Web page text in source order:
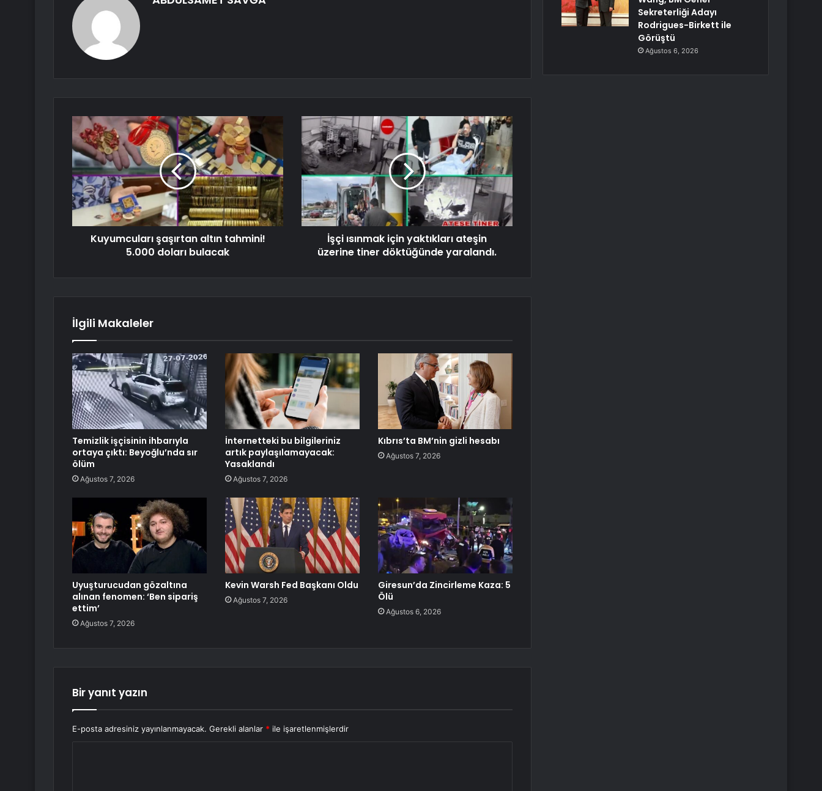
Kuyumcuları şaşırtan altın tahmini!
5.000 doları bulacak
İşçi ısınmak için yaktıkları ateşin
üzerine tiner döktüğünde yaralandı.
İlgili Makaleler
Temizlik işçisinin ihbarıyla
ortaya çıktı: Beyoğlu’nda sır
ölüm
Ağustos 7, 2026
İnternetteki bu bilgileriniz
artık paylaşılamayacak:
Yasaklandı
Ağustos 7, 2026
Kıbrıs’ta BM’nin gizli hesabı
Ağustos 7, 2026
Uyuşturucudan gözaltına
alınan fenomen: ‘Ben sipariş
ettim’
Ağustos 7, 2026
Kevin Warsh Fed Başkanı Oldu
Ağustos 7, 2026
Giresun’da Zincirleme Kaza: 5
Ölü
Ağustos 6, 2026
Bir yanıt yazın
E-posta adresiniz yayınlanmayacak. Gerekli alanlar * ile işaretlenmişlerdir
Sekreterliği Adayı
Rodrigues-Birkett ile
Görüştü
Ağustos 6, 2026